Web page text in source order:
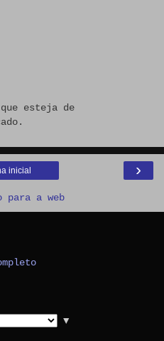
esteja de
›
inicial
para a web
▼